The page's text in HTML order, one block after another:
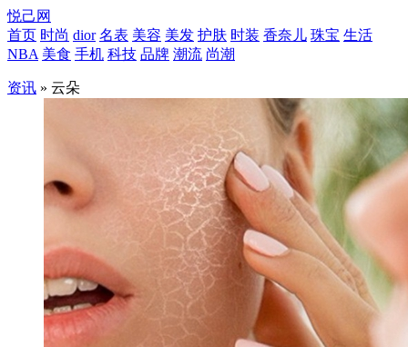
悦己网
首页 时尚 dior 名表 美容 美发 护肤 时装 香奈儿 珠宝 生活
NBA 美食 手机 科技 品牌 潮流 尚潮
资讯 » 云朵